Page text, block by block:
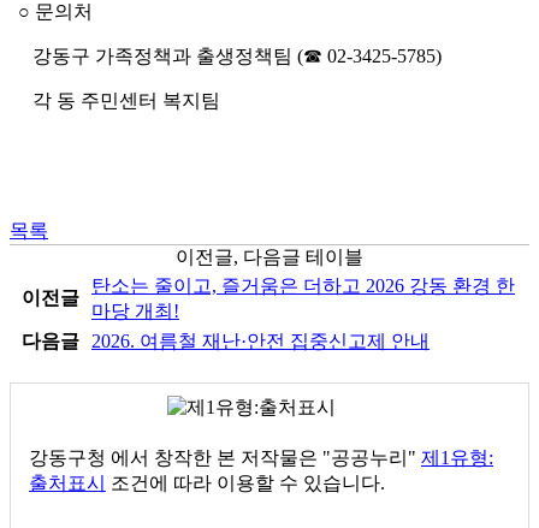
○ 문의처
강동구 가족정책과 출생정책팀 (☎ 02-3425-5785)
각 동 주민센터 복지팀
목록
이전글, 다음글 테이블
이전글
탄소는 줄이고, 즐거움은 더하고 2026 강동 환경 한
마당 개최!
다음글
2026. 여름철 재난·안전 집중신고제 안내
강동구청 에서 창작한 본 저작물은 "공공누리" 제1유형:
출처표시
조건에 따라 이용할 수 있습니다.